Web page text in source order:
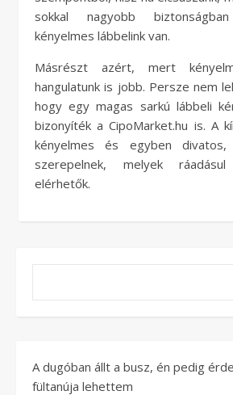
sokkal nagyobb
kényelmes lábbelink van.
Másrészt azért, mert
hangulatunk is jobb. Persze nem
hogy egy magas sarkú lábbeli
bizonyíték a CipoMarket.hu is. A
kényelmes és egyben
szerepelnek, melyek
elérhetők.
A dugóban állt a busz, én pedig
fültanúja lehettem